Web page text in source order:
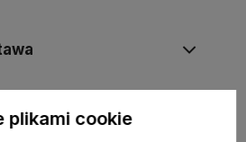
plikami cookie